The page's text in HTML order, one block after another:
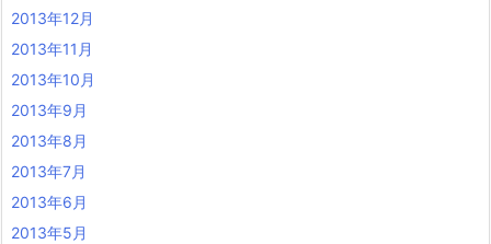
2013年12月
2013年11月
2013年10月
2013年9月
2013年8月
2013年7月
2013年6月
2013年5月